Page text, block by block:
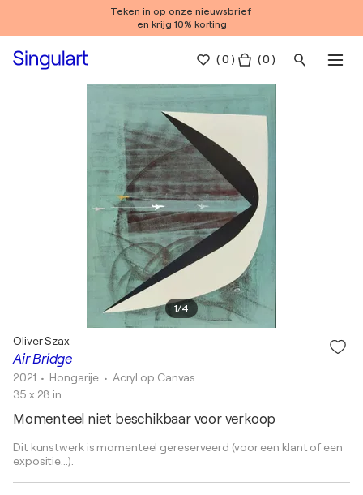
Teken in op onze nieuwsbrief
en krijg 10% korting
(0 ) ( 0 )
1/4
Air Bridge
Oliver Szax
2021 • Hongarije • Acryl op Canvas
35 x 28 in
Momenteel niet beschikbaar voor verkoop
Dit kunstwerk is momenteel gereserveerd (voor een klant of een
expositie...).